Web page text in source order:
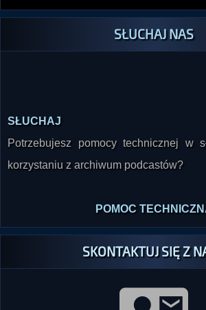
SŁUCHAJ NAS
SŁUCHAJ
Potrzebujesz pomocy technicznej w
korzystaniu z archiwum podcastów?
POMOC
SKONTAKTUJ SIĘ Z